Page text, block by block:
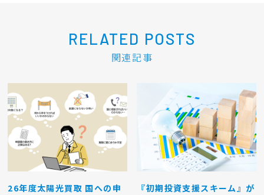
RELATED POSTS
関連記事
26年度太陽光買取 国への申
『初期投資支援スキーム』が